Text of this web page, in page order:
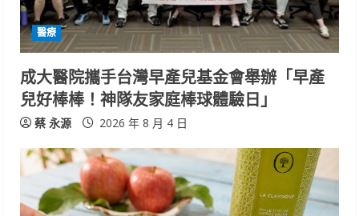
醫療
成大醫院攜手台灣早產兒基金會舉辦「早產
兒好棒棒！神隊友家庭棒球體驗日」
蔡 永源 2026 年 8 月 4 日